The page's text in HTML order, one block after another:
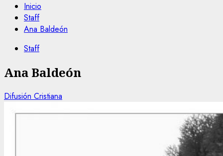
Inicio
Staff
Ana Baldeón
Staff
Ana Baldeón
Difusión Cristiana